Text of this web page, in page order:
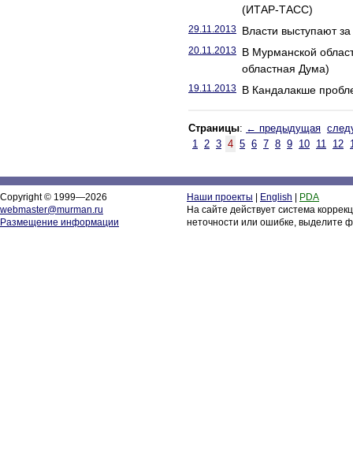
(ИТАР-ТАСС)
29.11.2013 Власти выступают
20.11.2013 В Мурманской
областная Дума)
19.11.2013 В Кандалакше
Страницы: ← предыдущая
1 2 3 4 5 6 7 8 9 10 11 12
Copyright © 1999—2026
webmaster@murman.ru
Размещение информации
Наши проекты English
PDA
На сайте действует система
неточности или ошибке, выделите